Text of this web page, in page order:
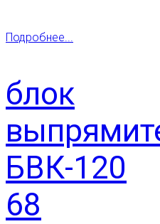
Подробнее...
блок
БВК-120
68